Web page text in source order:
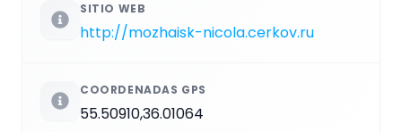
SITIO WEB
http://mozhaisk-nicola.cerkov.ru
COORDENADAS GPS
55.50910,36.01064